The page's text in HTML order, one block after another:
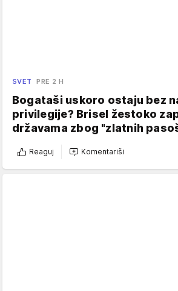
SVET PRE 2 H
Bogataši uskoro ostaju bez
privilegije? Brisel žestoko
državama zbog "zlatnih
Reaguj Komentariši